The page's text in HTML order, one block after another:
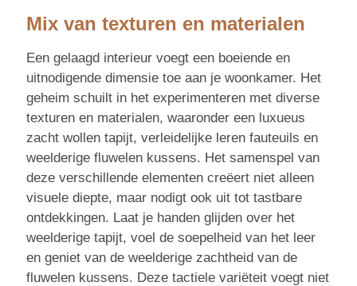
Mix van texturen en materialen
Een gelaagd interieur voegt een boeiende en
uitnodigende dimensie toe aan je woonkamer. Het
geheim schuilt in het experimenteren met diverse
texturen en materialen, waaronder een luxueus
zacht wollen tapijt, verleidelijke leren fauteuils en
weelderige fluwelen kussens. Het samenspel van
deze verschillende elementen creëert niet alleen
visuele diepte, maar nodigt ook uit tot tastbare
ontdekkingen. Laat je handen glijden over het
weelderige tapijt, voel de soepelheid van het leer
en geniet van de weelderige zachtheid van de
fluwelen kussens. Deze tactiele variëteit voegt niet